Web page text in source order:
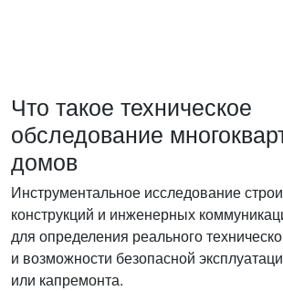
Что такое техническое
обследование
домов
Инструментальное исследование
конструкций и инженерных
для определения реального
и возможности безопасной
или капремонта.